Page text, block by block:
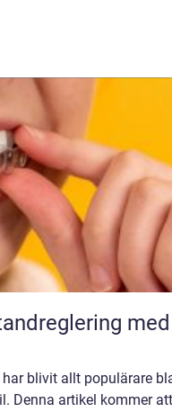
med
blivit allt populärare
Denna artikel kommer